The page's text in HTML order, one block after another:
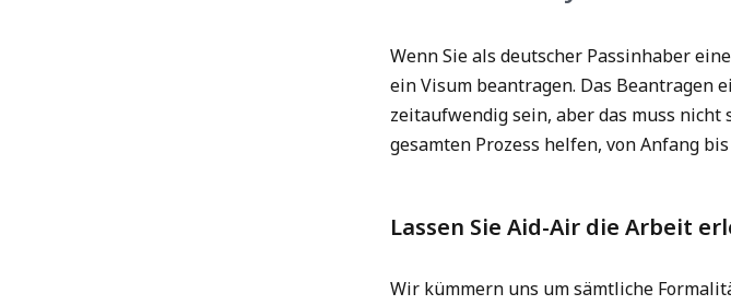
Wenn Sie als deutscher Passinhaber
ein Visum beantragen. Das Beantragen
zeitaufwendig sein, aber das muss nicht
gesamten Prozess helfen, von Anfang bis
Lassen Sie Aid-Air die Arbeit
Wir kümmern uns um sämtliche